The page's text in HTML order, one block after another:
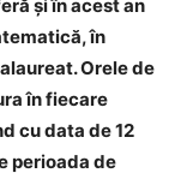
şi în acest an
în
Orele de
în fiecare
cu data de 12
perioada de